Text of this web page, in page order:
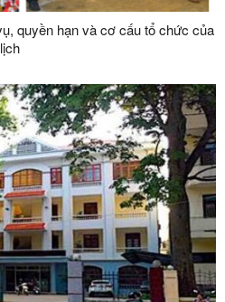
quyền hạn và cơ cấu tổ chức của